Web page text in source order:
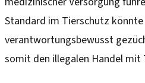
Standard im Tierschutz
verantwortungsbewusst
somit den illegalen Handel mit